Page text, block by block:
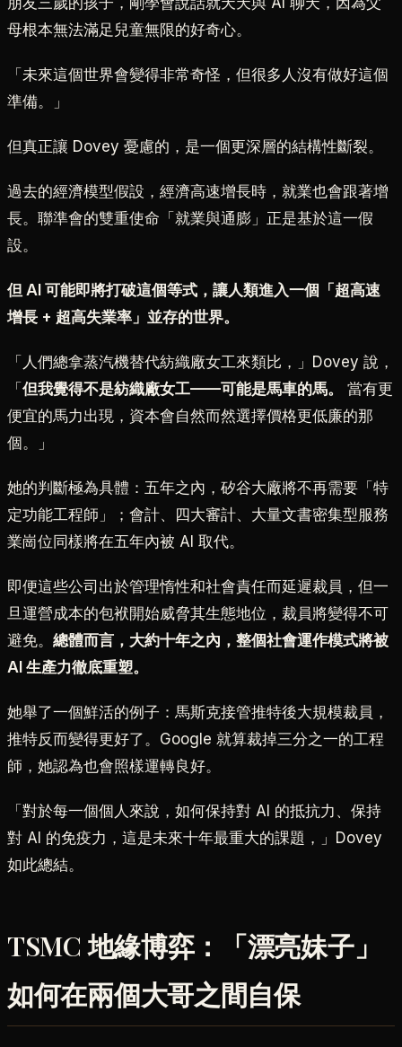
母根本無法滿足兒童無限的好奇心。
「未來這個世界會變得非常奇怪，但很多人沒有做好這個
準備。」
但真正讓 Dovey 憂慮的，是一個更深層的結構性斷裂。
過去的經濟模型假設，經濟高速增長時，就業也會跟著增
長。聯準會的雙重使命「就業與通膨」正是基於這一假
設。
但 AI 可能即將打破這個等式，讓人類進入一個「超高速
增長 + 超高失業率」並存的世界。
「人們總拿蒸汽機替代紡織廠女工來類比，」Dovey 說，
「但我覺得不是紡織廠女工——可能是馬車的馬。
當有更
便宜的馬力出現，資本會自然而然選擇價格更低廉的那
個。」
她的判斷極為具體：五年之內，矽谷大廠將不再需要「特
定功能工程師」；會計、四大審計、大量文書密集型服務
業崗位同樣將在五年內被 AI 取代。
即便這些公司出於管理惰性和社會責任而延遲裁員，但一
旦運營成本的包袱開始威脅其生態地位，裁員將變得不可
避免。 總體而言，大約十年之內，整個社會運作模式將被
AI 生產力徹底重塑。
她舉了一個鮮活的例子：馬斯克接管推特後大規模裁員，
推特反而變得更好了。Google 就算裁掉三分之一的工程
師，她認為也會照樣運轉良好。
「對於每一個個人來說，如何保持對 AI 的抵抗力、保持
對 AI 的免疫力，這是未來十年最重大的課題，」Dovey
如此總結。
TSMC 地緣博弈：「漂亮妹子」
如何在兩個大哥之間自保